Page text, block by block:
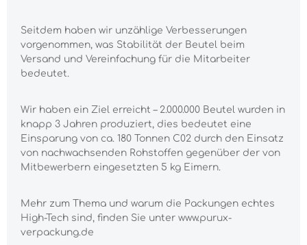
Seitdem haben wir unzählige Verbesserungen
vorgenommen, was Stabilität der Beutel beim
Versand und Vereinfachung für die Mitarbeiter
bedeutet.
Wir haben ein Ziel erreicht – 2.000.000 Beutel wurden in
knapp 3 Jahren produziert, dies bedeutet eine
Einsparung von ca. 180 Tonnen C02 durch den Einsatz
von nachwachsenden Rohstoffen gegenüber der von
Mitbewerbern eingesetzten 5 kg Eimern.
Mehr zum Thema und warum die Packungen echtes
High-Tech sind, finden Sie unter www.purux-
verpackung.de